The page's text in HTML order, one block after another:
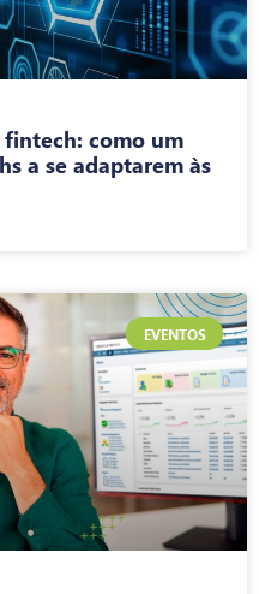
como um
a se adaptarem às
EVENTOS